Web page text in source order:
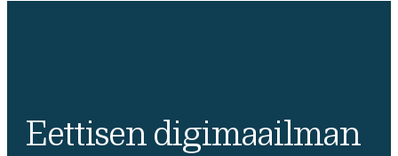
Eettisen digimaailman